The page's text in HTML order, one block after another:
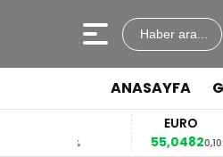
Haber ara...
ANASAYFA
EURO
55,04820,10%